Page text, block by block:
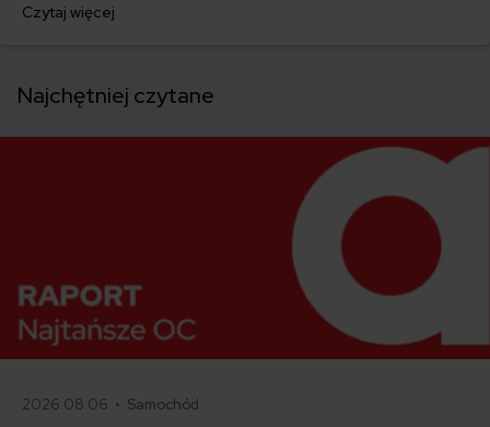
internet. Sprawdź, jak zgłosić szkodę przez internet u wiodących na
Czytaj więcej
Najchętniej czytane
2026.08.06 • Samochód